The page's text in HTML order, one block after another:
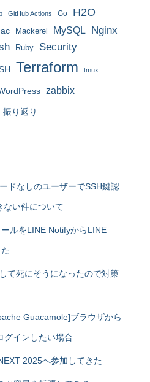
GitHub Actions Go H2O
Mackerel MySQL Nginx
Ruby Security
Terraform tmux
zabbix
振り返り
ドなしのユーザーでSSH鍵認
ない件について
ルをLINE NotifyからLINE
て死にそうになったので対策
Guacamole]ブラウザから
グインしたい場合
2025へ参加してきた